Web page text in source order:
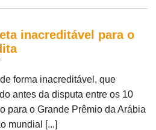
inacreditável para o
forma inacreditável, que
antes da disputa entre os 10
para o Grande Prêmio da Arábia
mundial [...]